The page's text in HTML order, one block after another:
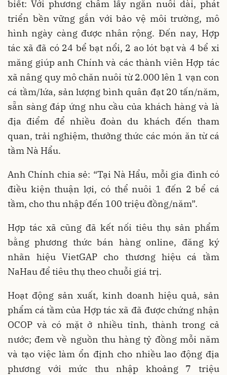
biết: Với phương châm lấy ngắn nuôi dài, phát
triển bền vững gắn với bảo vệ môi trường, mô
hình ngày càng được nhân rộng. Đến nay, Hợp
tác xã đã có 24 bể bạt nổi, 2 ao lót bạt và 4 bể xi
măng giúp anh Chính và các thành viên Hợp tác
xã nâng quy mô chăn nuôi từ 2.000 lên 1 vạn con
cá tầm/lứa, sản lượng bình quân đạt 20 tấn/năm,
sẵn sàng đáp ứng nhu cầu của khách hàng và là
địa điểm để nhiều đoàn du khách đến tham
quan, trải nghiệm, thưởng thức các món ăn từ cá
tầm Nà Hẩu.
Anh Chính chia sẻ: “Tại Nà Hẩu, mỗi gia đình có
điều kiện thuận lợi, có thể nuôi 1 đến 2 bể cá
tầm, cho thu nhập đến 100 triệu đồng/năm”.
Hợp tác xã cũng đã kết nối tiêu thụ sản phẩm
bằng phương thức bán hàng online, đăng ký
nhãn hiệu VietGAP cho thương hiệu cá tầm
NaHau để tiêu thụ theo chuỗi giá trị.
Hoạt động sản xuất, kinh doanh hiệu quả, sản
phẩm cá tầm của Hợp tác xã đã được chứng nhận
OCOP và có mặt ở nhiều tỉnh, thành trong cả
nước; đem về nguồn thu hàng tỷ đồng mỗi năm
và tạo việc làm ổn định cho nhiều lao động địa
phương với mức thu nhập khoảng 7 triệu